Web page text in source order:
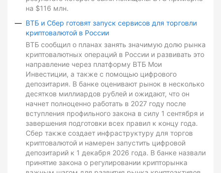
на $116 млн.
ВТБ и Сбер готовят запуск сервисов для торговли
криптовалютой в России
ВТБ сообщил о планах занять значимую долю рынка
криптовалютных операций в России и развивать это
направление через платформу ВТБ Мои
Инвестиции, а также с помощью цифрового
депозитария. В банке оценивают рынок в несколько
десятков миллиардов рублей и ожидают, что он
начнет полноценно работать в 2027 году после
вступления профильного закона в силу 1 сентября и
завершения подготовки всех правил к концу года.
Сбер также создает инфраструктуру для торгов
криптовалютой и намерен запустить цифровой
депозитарий к 1 декабря 2026 года. В банке назвали
принятие закона о регулировании крипторынка